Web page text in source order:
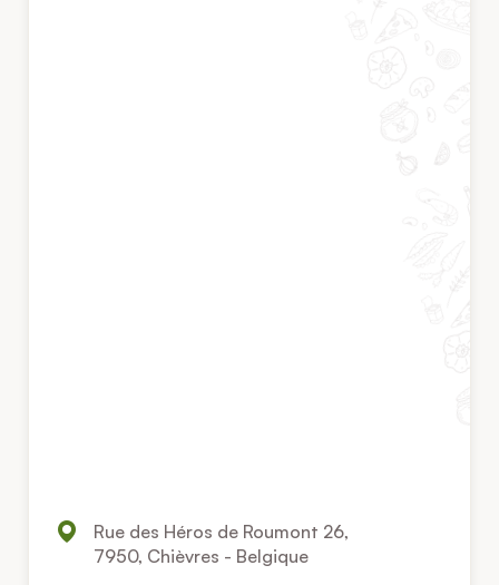
Rue des Héros de Roumont 26,
7950, Chièvres - Belgique